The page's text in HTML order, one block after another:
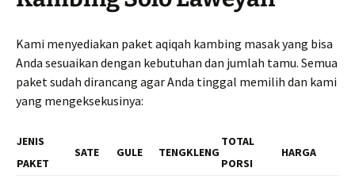
Kami menyediakan paket aqiqah kambing masak yang bisa
Anda sesuaikan dengan kebutuhan dan jumlah tamu. Semua
paket sudah dirancang agar Anda tinggal memilih dan kami
yang mengeksekusinya:
JENIS
PAKET
SATE GULE TENGKLENG
TOTAL
PORSI
HARGA